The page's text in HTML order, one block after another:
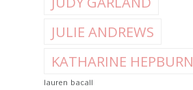
JULIE ANDREWS
KATHARINE HEPBURN
lauren bacall